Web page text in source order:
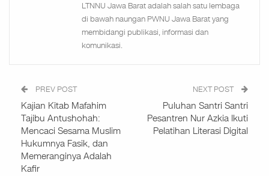
LTNNU Jawa Barat adalah salah satu lembaga
di bawah naungan PWNU Jawa Barat yang
membidangi publikasi, informasi dan
komunikasi.
PREV POST
Kajian Kitab Mafahim
Tajibu Antushohah:
Mencaci Sesama Muslim
Hukumnya Fasik, dan
Memeranginya Adalah
Kafir
NEXT POST
Puluhan Santri Santri
Pesantren Nur Azkia Ikuti
Pelatihan Literasi Digital